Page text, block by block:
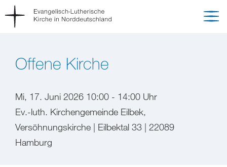
Offene Kirche
Mi, 17. Juni 2026 10:00 - 14:00 Uhr
Ev.-luth. Kirchengemeinde Eilbek,
Versöhnungskirche | Eilbektal 33 | 22089
Hamburg